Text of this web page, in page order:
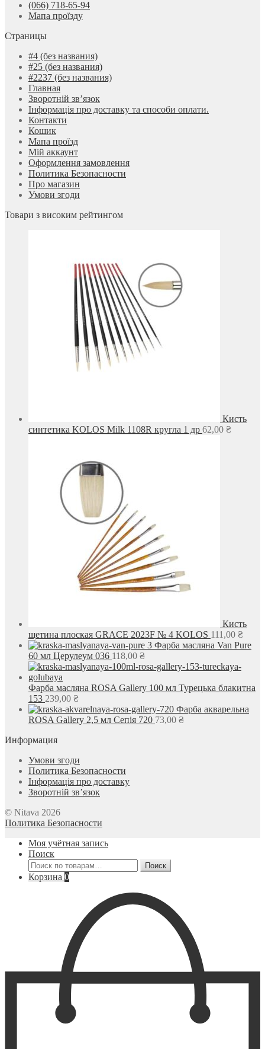
(066) 718-65-94
Мапа проїзду
Страницы
#4 (без названия)
#25 (без названия)
#2237 (без названия)
Главная
Зворотній зв’язок
Інформація про доставку та способи оплати.
Контакти
Кошик
Мапа проїзд
Мій аккаунт
Оформлення замовлення
Политика Безопасности
Про магазин
Умови згоди
Товари з високим рейтингом
Кисть
синтетика KOLOS Milk 1108R кругла 1 др 62,00 ₴
Кисть
щетина плоская GRACE 2023F № 4 KOLOS 111,00 ₴
Фарба масляна Van Pure
60 мл Церулеум 036 118,00 ₴
Фарба масляна ROSA Gallery 100 мл Турецька блакитна
153 239,00 ₴
Фарба акварельна
ROSA Gallery 2,5 мл Сепія 720 73,00 ₴
Информация
Умови згоди
Политика Безопасности
Інформація про доставку
Зворотній зв’язок
© Nitava 2026
Политика Безопасности
Моя учётная запись
Поиск
Искать:
Поиск
Корзина 0